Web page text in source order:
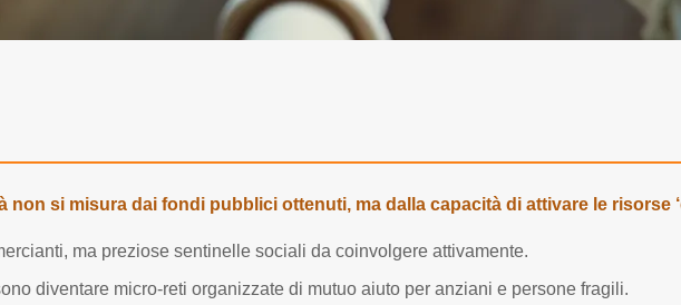
non si misura dai fondi pubblici ottenuti, ma dalla capacità di attivare le risorse
ma preziose sentinelle sociali da coinvolgere attivamente.
diventare micro-reti organizzate di mutuo aiuto per anziani e persone fragili.